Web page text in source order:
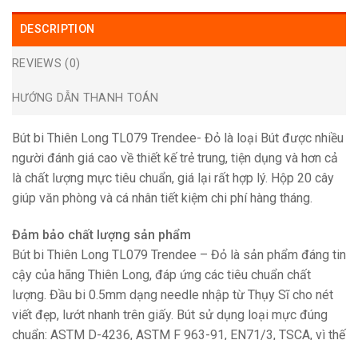
DESCRIPTION
REVIEWS (0)
HƯỚNG DẪN THANH TOÁN
Bút bi Thiên Long TL079 Trendee- Đỏ là loại Bút được nhiều
người đánh giá cao về thiết kế trẻ trung, tiện dụng và hơn cả
là chất lượng mực tiêu chuẩn, giá lại rất hợp lý. Hộp 20 cây
giúp văn phòng và cá nhân tiết kiệm chi phí hàng tháng.
Đảm bảo chất lượng sản phẩm
Bút bi Thiên Long TL079 Trendee – Đỏ là sản phẩm đáng tin
cậy của hãng Thiên Long, đáp ứng các tiêu chuẩn chất
lượng. Đầu bi 0.5mm dạng needle nhập từ Thụy Sĩ cho nét
viết đẹp, lướt nhanh trên giấy. Bút sử dụng loại mực đúng
chuẩn: ASTM D-4236, ASTM F 963-91, EN71/3, TSCA, vì thế